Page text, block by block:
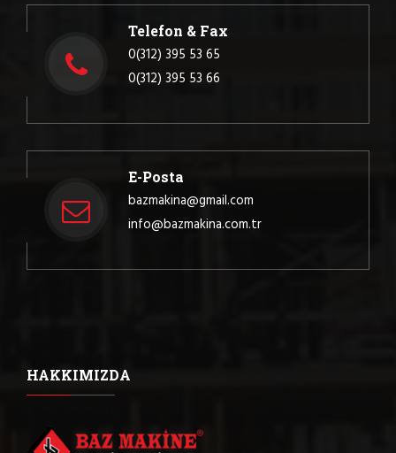
Telefon & Fax
0(312) 395 53 65
0(312) 395 53 66
E-Posta
bazmakina@gmail.com
info@bazmakina.com.tr
HAKKIMIZDA